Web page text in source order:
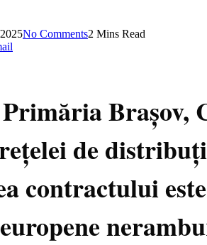
No Comments2 Mins Read
de
contractului